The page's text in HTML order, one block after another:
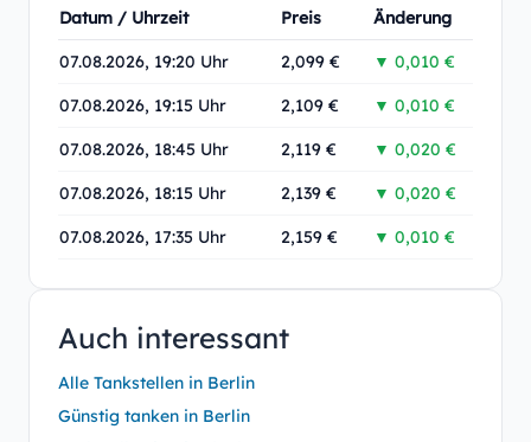
Datum / Uhrzeit
Preis Änderung
07.08.2026, 19:20 Uhr 2,099 € ▼ 0,010 €
07.08.2026, 19:15 Uhr 2,109 € ▼ 0,010 €
07.08.2026, 18:45 Uhr 2,119 € ▼ 0,020 €
07.08.2026, 18:15 Uhr 2,139 € ▼ 0,020 €
07.08.2026, 17:35 Uhr 2,159 € ▼ 0,010 €
Auch interessant
Alle Tankstellen in Berlin
Günstig tanken in Berlin